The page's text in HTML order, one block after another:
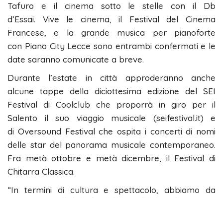
Tafuro e il cinema sotto le stelle con il Db
d’Essai. Vive le cinema, il Festival del Cinema
Francese, e la grande musica per pianoforte
con Piano City Lecce sono entrambi confermati e le
date saranno comunicate a breve.
Durante l’estate in città approderanno anche
alcune tappe della diciottesima edizione del SEI
Festival di Coolclub che proporrà in giro per il
Salento il suo viaggio musicale (seifestival.it) e
di Oversound Festival che ospita i concerti di nomi
delle star del panorama musicale contemporaneo.
Fra metà ottobre e metà dicembre, il Festival di
Chitarra Classica.
“In termini di cultura e spettacolo, abbiamo da